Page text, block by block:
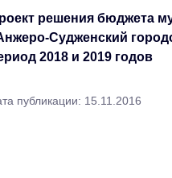
решения бюджета
Судженский
2018 и 2019 годов
публикации: 15.11.2016